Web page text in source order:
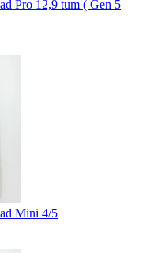
Pro 12,9 tum ( Gen 5
Mini 4/5